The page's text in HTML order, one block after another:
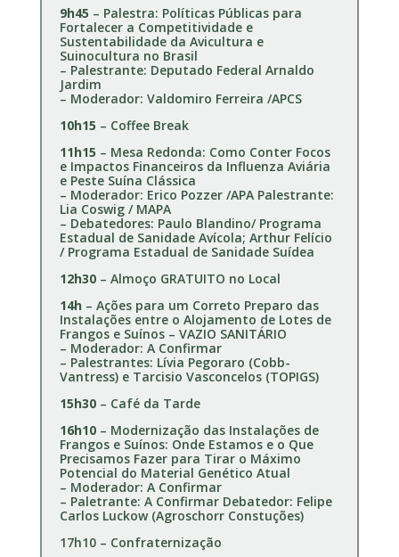
9h45 – Palestra: Políticas Públicas para
Fortalecer a Competitividade e
Sustentabilidade da Avicultura e
Suinocultura no Brasil
– Palestrante: Deputado Federal Arnaldo
Jardim
– Moderador: Valdomiro Ferreira /APCS
10h15 – Coffee Break
11h15 – Mesa Redonda: Como Conter Focos
e Impactos Financeiros da Influenza Aviária
e Peste Suína Clássica
– Moderador: Erico Pozzer /APA Palestrante:
Lia Coswig / MAPA
– Debatedores: Paulo Blandino/ Programa
Estadual de Sanidade Avícola; Arthur Felício
/ Programa Estadual de Sanidade Suídea
12h30– Almoço GRATUITO no Local
14h – Ações para um Correto Preparo das
Instalações entre o Alojamento de Lotes de
Frangos e Suínos – VAZIO SANITÁRIO
– Moderador: A Confirmar
– Palestrantes: Lívia Pegoraro (Cobb-
Vantress) e Tarcisio Vasconcelos (TOPIGS)
15h30– Café da Tarde
16h10– Modernização das Instalações de
Frangos e Suínos: Onde Estamos e o Que
Precisamos Fazer para Tirar o Máximo
Potencial do Material Genético Atual
– Moderador: A Confirmar
– Paletrante: A Confirmar Debatedor: Felipe
Carlos Luckow (Agroschorr Constuções)
17h10 – Confraternização